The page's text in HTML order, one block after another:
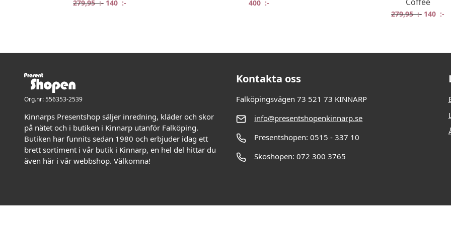
279,95:- Det ursprungliga priset var: 279,95 :-.
140 :- 400 :-
279,95:- Det
140 :-
Org.nr: 556353-2539
Kinnarps Presentshop säljer inredning, kläder och skor
på nätet och i butiken i Kinnarp utanför Falköping.
Butiken har funnits sedan 1980 och erbjuder idag ett
brett sortiment i vår butik i Kinnarp, en hel del hittar du
även här i vår webbshop. Välkomna!
Kontakta oss
Falköpingsvägen 73 521 73 KINNARP
info@presentshopenkinnarp.se
Presentshopen: 0515 - 337 10
Skoshopen: 072 300 3765